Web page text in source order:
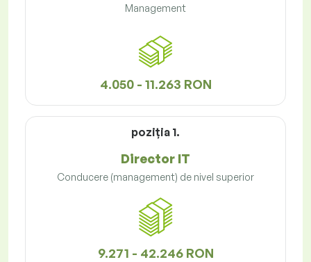
Management
4.050 - 11.263 RON
poziţia 1.
Director IT
Conducere (management) de nivel superior
9.271 - 42.246 RON